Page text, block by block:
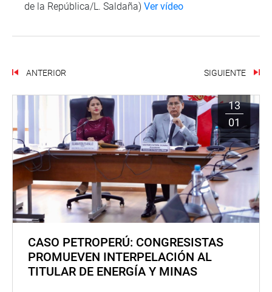
de la República/L. Saldaña) Ver vídeo
ANTERIOR SIGUIENTE
13
01
CASO PETROPERÚ: CONGRESISTAS
PROMUEVEN INTERPELACIÓN AL
TITULAR DE ENERGÍA Y MINAS